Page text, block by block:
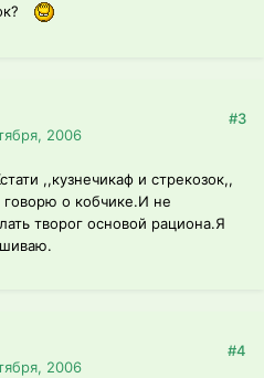
2006
#3
,,кузнечикаф и стрекозок,,
говорю о кобчике.И не
творог основой рациона.Я
2006
#4